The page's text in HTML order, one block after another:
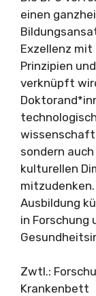
einen
Exzellenz
Prinzipien
verknüpft
sondern
kulturellen
Ausbildung
in Forschung
Zwtl.:
Krankenbett